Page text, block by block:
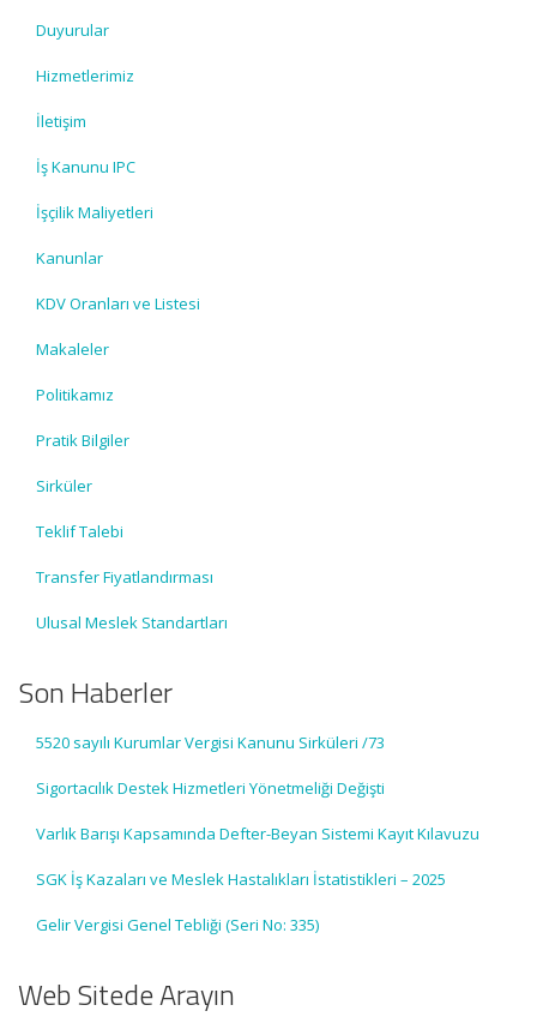
Duyurular
Hizmetlerimiz
İletişim
İş Kanunu IPC
İşçilik Maliyetleri
Kanunlar
KDV Oranları ve Listesi
Makaleler
Politikamız
Pratik Bilgiler
Sirküler
Teklif Talebi
Transfer Fiyatlandırması
Ulusal Meslek Standartları
Son Haberler
5520 sayılı Kurumlar Vergisi Kanunu Sirküleri /73
Sigortacılık Destek Hizmetleri Yönetmeliği Değişti
Varlık Barışı Kapsamında Defter-Beyan Sistemi Kayıt Kılavuzu
SGK İş Kazaları ve Meslek Hastalıkları İstatistikleri – 2025
Gelir Vergisi Genel Tebliği (Seri No: 335)
Web Sitede Arayın